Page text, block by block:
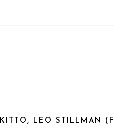
KITTO, LEO STILLMAN